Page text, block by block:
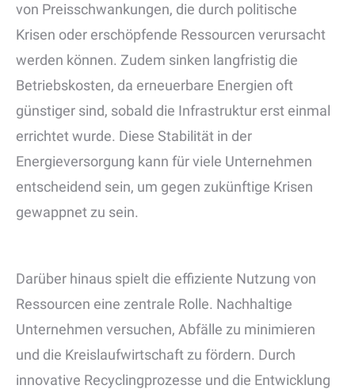
von Preisschwankungen, die durch politische
Krisen oder erschöpfende Ressourcen verursacht
werden können. Zudem sinken langfristig die
Betriebskosten, da erneuerbare Energien oft
günstiger sind, sobald die Infrastruktur erst einmal
errichtet wurde. Diese Stabilität in der
Energieversorgung kann für viele Unternehmen
entscheidend sein, um gegen zukünftige Krisen
gewappnet zu sein.
Darüber hinaus spielt die effiziente Nutzung von
Ressourcen eine zentrale Rolle. Nachhaltige
Unternehmen versuchen, Abfälle zu minimieren
und die Kreislaufwirtschaft zu fördern. Durch
innovative Recyclingprozesse und die Entwicklung